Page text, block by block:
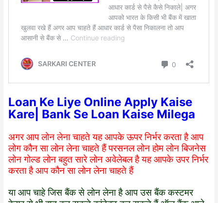
Loan Ke Liye Online Apply Kaise
Kare| Bank Se Loan Kaise Milega
अगर आप लोन लेना चाहते यह आपके ऊपर निर्भर करता है आप
लोग कौन सा लोन लेना चाहते हैं परसनल लोन होम लोन बिजनेस
लोन गोल्ड लोन बहुत सारे लोन अवेलेबल है यह आपके उपर निर्भर
करता है आप कौन सा लोन लेना चाहते हैं
या आप चाहे जिस बैंक से लोन लेना है आप उस बैंक कस्टमर